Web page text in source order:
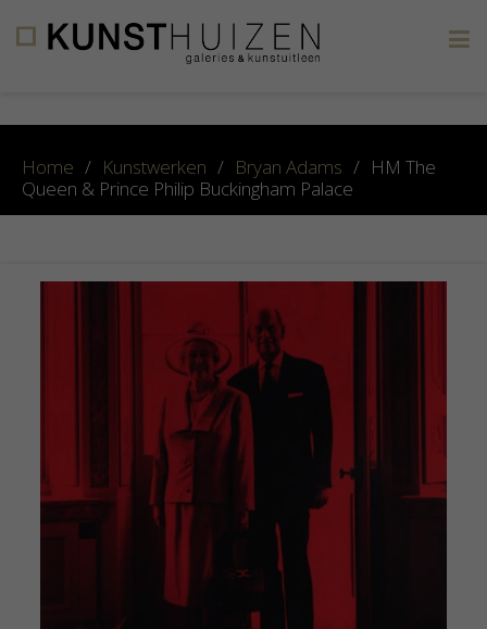
Home / Kunstwerken / Bryan Adams / HM The
Queen & Prince Philip Buckingham Palace